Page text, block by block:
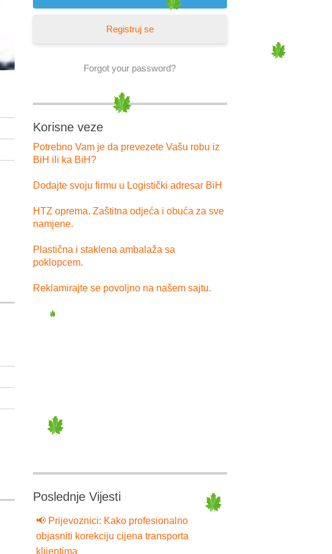
Registruj se
Forgot your password?
Korisne veze
Potrebno Vam je da prevezete Vašu robu iz
BiH ili ka BiH?
Dodajte svoju firmu u Logistički adresar BiH
HTZ oprema. Zaštitna odjeća i obuća za sve
namjene.
Plastična i staklena ambalaža sa
poklopcem.
Reklamirajte se povoljno na našem sajtu.
Poslednje Vijesti
📢 Prijevoznici: Kako profesionalno
objasniti korekciju cijena transporta
klijentima